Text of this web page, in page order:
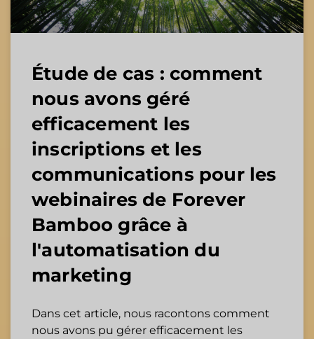
Étude de cas : comment
nous avons géré
efficacement les
inscriptions et les
communications pour les
webinaires de Forever
Bamboo grâce à
l'automatisation du
marketing
Dans cet article, nous racontons comment
nous avons pu gérer efficacement les